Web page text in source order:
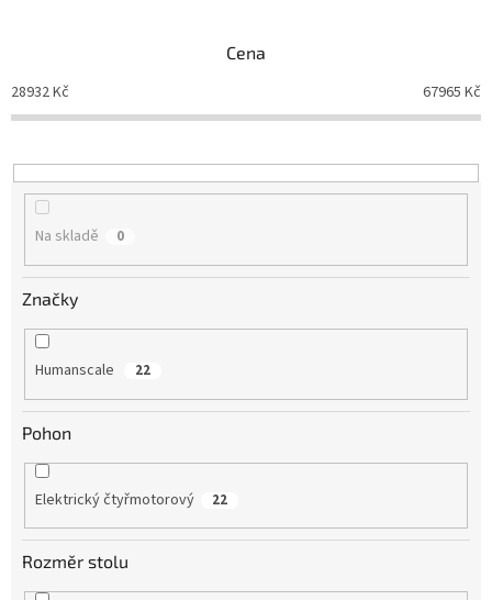
Cena
28932Kč 67965 Kč
Na skladě 0
Značky
Humanscale 22
Pohon
Elektrický čtyřmotorový 22
Rozměr stolu